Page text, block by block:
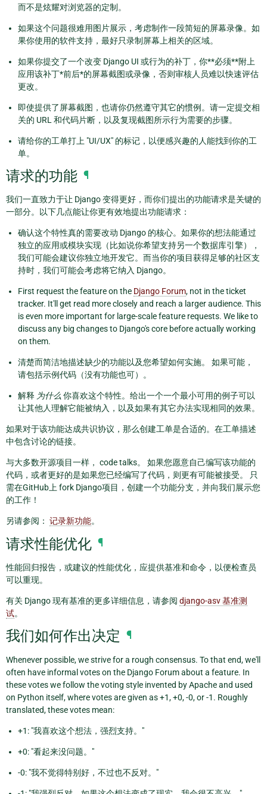
而不是炫耀对浏览器的定制。
如果这个问题很难用图片展示，考虑制作一段简短的屏幕录像。如
果你使用的软件支持，最好只录制屏幕上相关的区域。
如果你提交了一个改变 Django UI 或行为的补丁，你**必须**附上
应用该补丁*前后*的屏幕截图或录像，否则审核人员难以快速评估
更改。
即使提供了屏幕截图，也请你仍然遵守其它的惯例。请一定提交相
关的 URL 和代码片断，以及复现截图所示行为需要的步骤。
请给你的工单打上 "UI/UX" 的标记，以便感兴趣的人能找到你的工
单。
请求的功能 ¶
我们一直致力于让 Django 变得更好，而你们提出的功能请求是关键的
一部分。以下几点能让你更有效地提出功能请求：
确认这个特性真的需要改动 Django 的核心。如果你的想法能通过
独立的应用或模块实现（比如说你希望支持另一个数据库引擎），
我们可能会建议你独立地开发它。而当你的项目获得足够的社区支
持时，我们可能会考虑将它纳入 Django。
First request the feature on the Django Forum, not in the ticket
tracker. It'll get read more closely and reach a larger audience. This
is even more important for large-scale feature requests. We like to
discuss any big changes to Django's core before actually working
on them.
清楚而简洁地描述缺少的功能以及您希望如何实施。 如果可能，
请包括示例代码（没有功能也可）。
解释 为什么 你喜欢这个特性。给出一个一个最小可用的例子可以
让其他人理解它能被纳入，以及如果有其它办法实现相同的效果。
如果对于该功能达成共识协议，那么创建工单是合适的。在工单描述
中包含讨论的链接。
与大多数开源项目一样， code talks。 如果您愿意自己编写该功能的
代码，或者更好的是如果您已经编写了代码，则更有可能被接受。 只
需在GitHub上 fork Django项目，创建一个功能分支，并向我们展示您
的工作！
另请参阅： 记录新功能。
请求性能优化 ¶
性能回归报告，或建议的性能优化，应提供基准和命令，以便检查员
可以重现。
有关 Django 现有基准的更多详细信息，请参阅 django-asv 基准测
试。
我们如何作出决定 ¶
Whenever possible, we strive for a rough consensus. To that end, we'll
often have informal votes on the Django Forum about a feature. In
these votes we follow the voting style invented by Apache and used
on Python itself, where votes are given as +1, +0, -0, or -1. Roughly
translated, these votes mean:
+1: "我喜欢这个想法，强烈支持。"
+0: "看起来没问题。"
-0: "我不觉得特别好，不过也不反对。"